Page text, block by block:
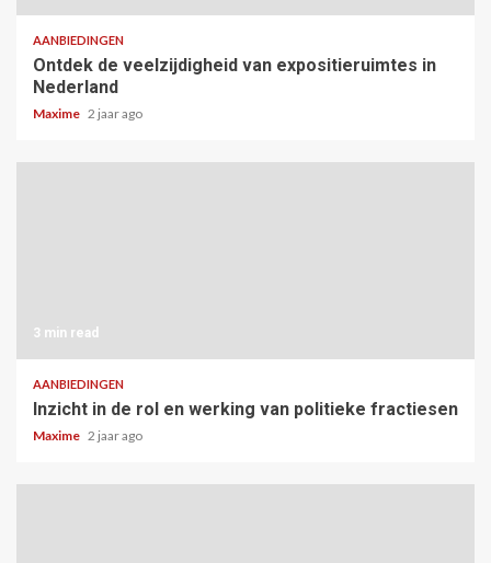
AANBIEDINGEN
Ontdek de veelzijdigheid van expositieruimtes in
Nederland
Maxime 2 jaar ago
3 min read
AANBIEDINGEN
Inzicht in de rol en werking van politieke fractiesen
Maxime 2 jaar ago